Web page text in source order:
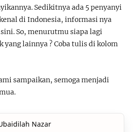
Sedikitnya ada 5 penyanyi
di Indonesia, informasi nya
So, menurutmu siapa lagi
yang lainnya ? Coba tulis di kolom
sampaikan, semoga menjadi